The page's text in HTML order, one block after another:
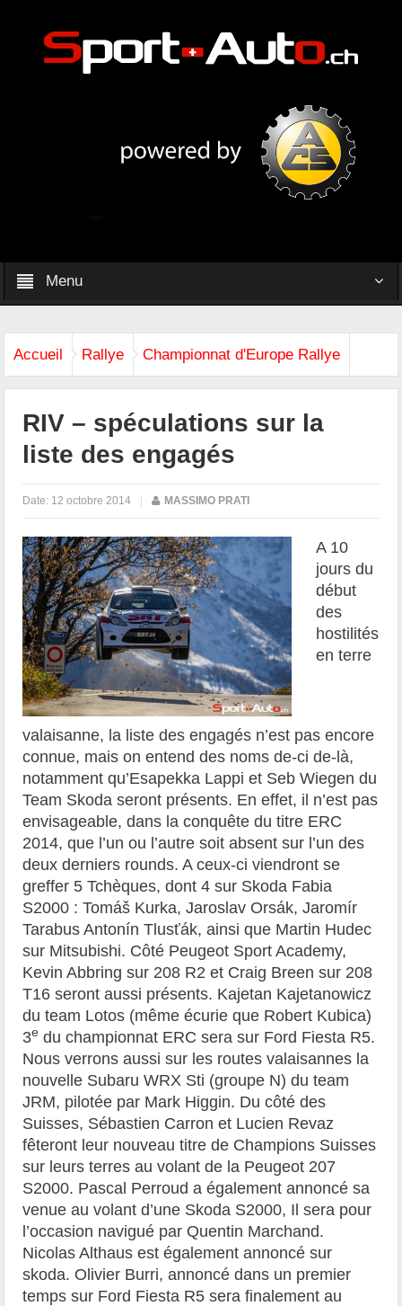
Menu
Accueil Rallye Championnat d'Europe Rallye
RIV – spéculations sur la
liste des engagés
Date: 12 octobre 2014 | MASSIMO PRATI
A 10
jours du
début
des
hostilités
en terre
valaisanne, la liste des engagés n’est pas encore
connue, mais on entend des noms de-ci de-là,
notamment qu’Esapekka Lappi et Seb Wiegen du
Team Skoda seront présents. En effet, il n’est pas
envisageable, dans la conquête du titre ERC
2014, que l’un ou l’autre soit absent sur l’un des
deux derniers rounds. A ceux-ci viendront se
greffer 5 Tchèques, dont 4 sur Skoda Fabia
S2000 : Tomáš Kurka, Jaroslav Orsák, Jaromír
Tarabus Antonín Tlusťák, ainsi que Martin Hudec
sur Mitsubishi. Côté Peugeot Sport Academy,
Kevin Abbring sur 208 R2 et Craig Breen sur 208
T16 seront aussi présents. Kajetan Kajetanowicz
du team Lotos (même écurie que Robert Kubica)
3e du championnat ERC sera sur Ford Fiesta R5.
Nous verrons aussi sur les routes valaisannes la
nouvelle Subaru WRX Sti (groupe N) du team
JRM, pilotée par Mark Higgin. Du côté des
Suisses, Sébastien Carron et Lucien Revaz
fêteront leur nouveau titre de Champions Suisses
sur leurs terres au volant de la Peugeot 207
S2000. Pascal Perroud a également annoncé sa
venue au volant d’une Skoda S2000, Il sera pour
l’occasion navigué par Quentin Marchand.
Nicolas Althaus est également annoncé sur
skoda. Olivier Burri, annoncé dans un premier
temps sur Ford Fiesta R5 sera finalement au